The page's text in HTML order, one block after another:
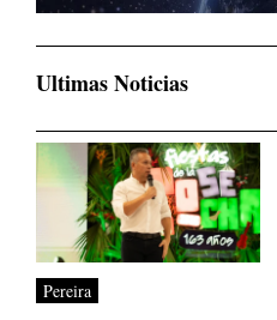
Ultimas Noticias
Pereira